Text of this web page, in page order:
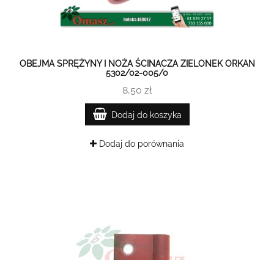
OBEJMA SPRĘŻYNY I NOŻA ŚCINACZA ZIELONEK ORKAN
5302/02-005/0
8,50 zł
Dodaj do koszyka
Dodaj do porównania